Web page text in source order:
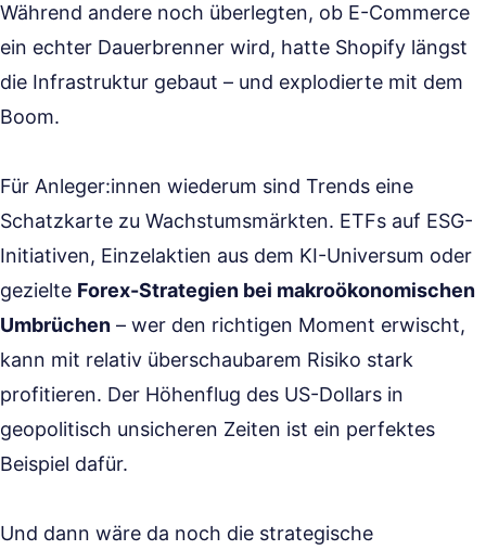
Während andere noch überlegten, ob E-Commerce
ein echter Dauerbrenner wird, hatte Shopify längst
die Infrastruktur gebaut – und explodierte mit dem
Boom.
Für Anleger:innen wiederum sind Trends eine
Schatzkarte zu Wachstumsmärkten. ETFs auf ESG-
Initiativen, Einzelaktien aus dem KI-Universum oder
gezielte Forex-Strategien bei makroökonomischen
Umbrüchen – wer den richtigen Moment erwischt,
kann mit relativ überschaubarem Risiko stark
profitieren. Der Höhenflug des US-Dollars in
geopolitisch unsicheren Zeiten ist ein perfektes
Beispiel dafür.
Und dann wäre da noch die strategische